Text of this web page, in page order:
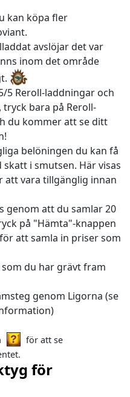
kan köpa fler
avslöjar det var
inom det område
5 Reroll-laddningar och
bara på Reroll-
du kommer att se ditt
belöningen du kan få
i smutsen. Här visas
att vara tillgänglig innan
genom att du samlar 20
på "Hämta"-knappen
att samla in priser som
du har grävt fram
genom Ligorna (se
för att se
för